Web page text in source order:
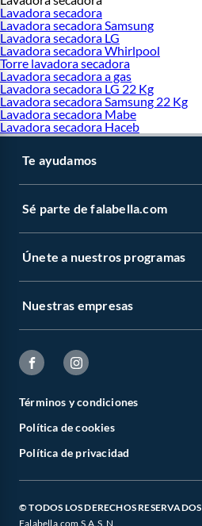
Lavadora secadora
Lavadora secadora Samsung
Lavadora secadora LG
Lavadora secadora Whirlpool
Torre lavadora secadora
Lavadora secadora a gas
Lavadora secadora LG 22 Kg
Lavadora secadora Samsung 22 Kg
Lavadora secadora Mabe
Lavadora secadora Haceb
Te ayudamos
Sé parte de falabella.com
Únete a nuestros programas
Nuestras empresas
Términos y condiciones
Política de cookies
Política de privacidad
© TODOS LOS DERECHOS RESERVADOS
Falabella.com S.A.S. N